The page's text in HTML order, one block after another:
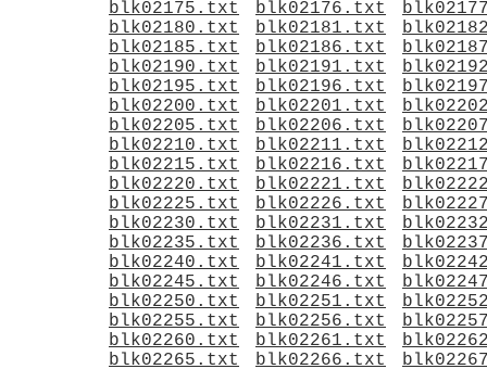
blk02175.txt
blk02176.txt
blk02180.txt
blk02181.txt
blk02185.txt
blk02186.txt
blk02190.txt
blk02191.txt
blk02195.txt
blk02196.txt
blk02200.txt
blk02201.txt
blk02205.txt
blk02206.txt
blk02210.txt
blk02211.txt
blk02215.txt
blk02216.txt
blk02220.txt
blk02221.txt
blk02225.txt
blk02226.txt
blk02230.txt
blk02231.txt
blk02235.txt
blk02236.txt
blk02240.txt
blk02241.txt
blk02245.txt
blk02246.txt
blk02250.txt
blk02251.txt
blk02255.txt
blk02256.txt
blk02260.txt
blk02261.txt
blk02265.txt
blk02266.txt